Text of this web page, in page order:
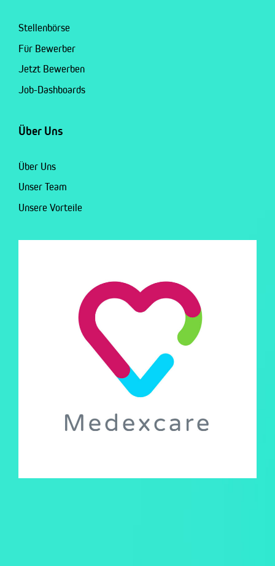
Stellenbörse
Für Bewerber
Jetzt Bewerben
Job-Dashboards
Über Uns
Über Uns
Unser Team
Unsere Vorteile